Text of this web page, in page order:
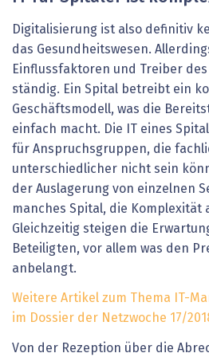
Digitalisierung ist also definitiv
das Gesundheitswesen.
Einflussfaktoren und Treiber
ständig. Ein Spital betreibt ein
Geschäftsmodell, was die
einfach macht. Die IT eines
für Anspruchsgruppen, die
unterschiedlicher nicht sein
der Auslagerung von einzelnen
manches Spital, die Komplexität
Gleichzeitig steigen die
Beteiligten, vor allem was den
anbelangt.
Weitere Artikel zum Thema IT-
im Dossier der Netzwoche 17/
Von der Rezeption über die